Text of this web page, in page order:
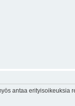
antaa erityisoikeuksia